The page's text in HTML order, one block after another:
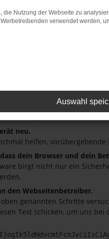
Error
Fehler aufgetreten.
wie Werbeblocker,
neu.
helfen, vorübergehende
dein Browser und dein
birgt nicht nur ein
den Webseitenbetreiber.
genannten Schritte
Text schicken, um uns
die Nutzung der Webseite zu
verwendet werden,
Auswahl